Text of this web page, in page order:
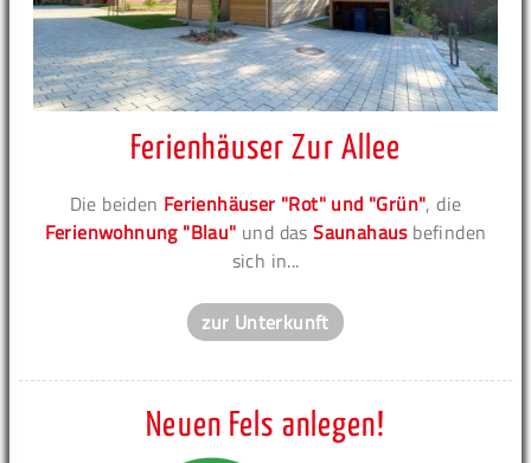
Ferienhäuser Zur Allee
Die beiden Ferienhäuser "Rot" und "Grün", die
Ferienwohnung "Blau" und dasSaunahausbefinden
sich in...
zur Unterkunft
Neuen Fels anlegen!